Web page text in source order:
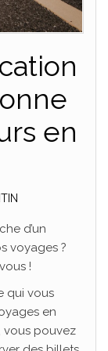
en
d’un
voyages ?
!
qui vous
en
vous pouvez